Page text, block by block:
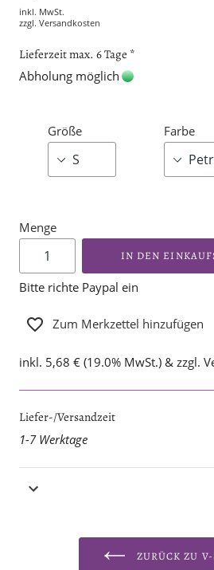
inkl. MwSt.
zzgl. Versandkosten
Lieferzeit max. 6 Tage *
Abholung möglich
Größe Farbe
Menge
IN DEN
Bitte richte Paypal ein
Zum Merkzettel hinzufügen
inkl. 5,68 € (19.0% MwSt.) & zzgl.
Liefer-/Versandzeit
1-7 Werktage
ZURÜCK ZU